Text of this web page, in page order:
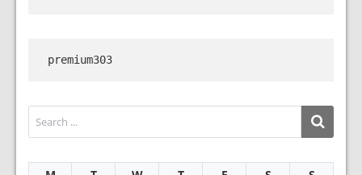
premium303